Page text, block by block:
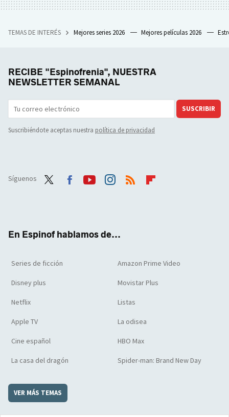
TEMAS DE INTERÉS Mejores series 2026 Mejores películas 2026
RECIBE "Espinofrenia", NUESTRA
NEWSLETTER SEMANAL
SUSCRIBIR
Suscribiéndote aceptas nuestra política de privacidad
Síguenos
En Espinof hablamos de...
Series de ficción Amazon Prime Video
Disney plus Movistar Plus
Netflix Listas
Apple TV La odisea
Cine español HBO Max
La casa del dragón Spider-man: Brand New Day
VER MÁS TEMAS